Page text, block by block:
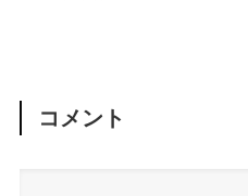
コメント